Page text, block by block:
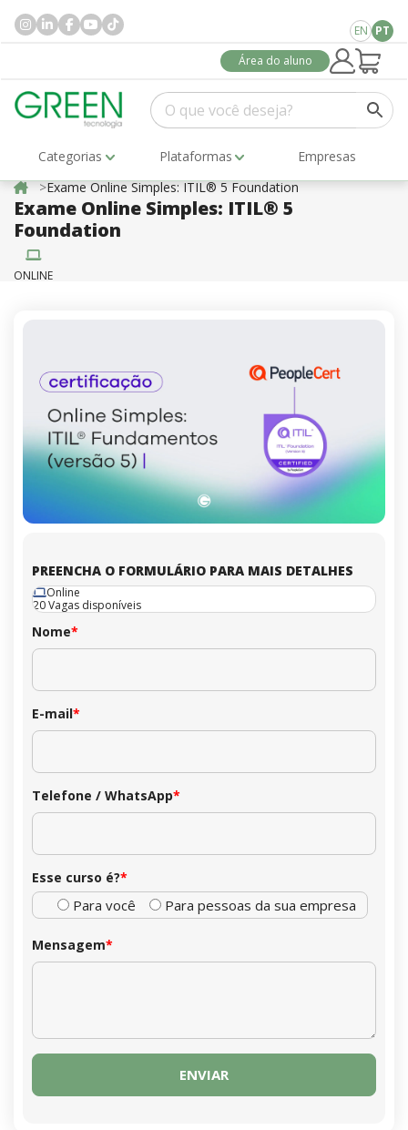
EN PT
Área do aluno
Categorias Plataformas
Empresas
Exame Online Simples: ITIL® 5 Foundation
Exame Online Simples: ITIL® 5
Foundation
ONLINE
PREENCHA O FORMULÁRIO PARA MAIS DETALHES
Online
20 Vagas disponíveis
Nome*
E-mail*
Telefone / WhatsApp*
Esse curso é?*
Para você Para pessoas da sua empresa
Mensagem*